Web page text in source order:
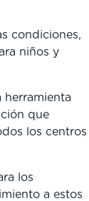
condiciones,
niños y
herramienta
que
los centros
los
a estos